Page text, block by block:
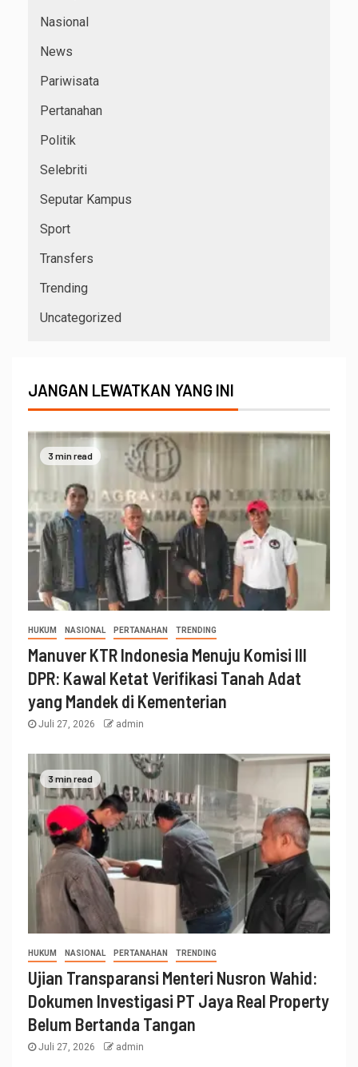
Nasional
News
Pariwisata
Pertanahan
Politik
Selebriti
Seputar Kampus
Sport
Transfers
Trending
Uncategorized
JANGAN LEWATKAN YANG INI
3 min read
HUKUM NASIONAL PERTANAHAN TRENDING
Manuver KTR Indonesia Menuju Komisi III
DPR: Kawal Ketat Verifikasi Tanah Adat
yang Mandek di Kementerian
Juli 27, 2026 admin
3 min read
HUKUM NASIONAL PERTANAHAN TRENDING
Ujian Transparansi Menteri Nusron Wahid:
Dokumen Investigasi PT Jaya Real Property
Belum Bertanda Tangan
Juli 27, 2026 admin